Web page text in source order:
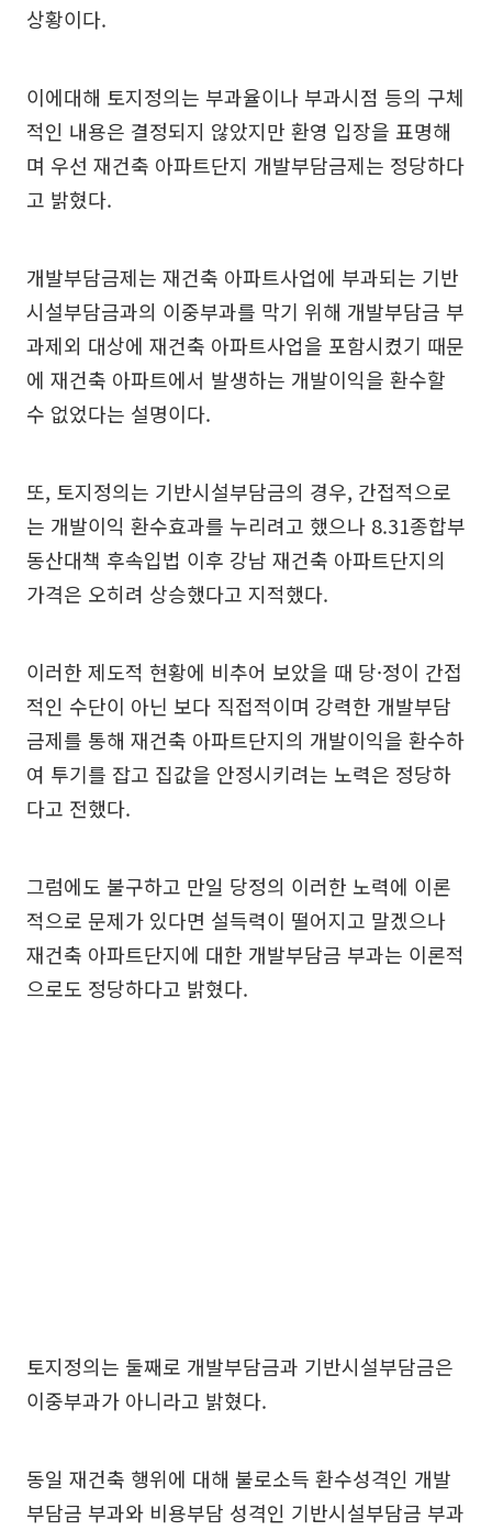
상황이다.
이에대해 토지정의는 부과율이나 부과시점 등의 구체
적인 내용은 결정되지 않았지만 환영 입장을 표명해
며 우선 재건축 아파트단지 개발부담금제는 정당하다
고 밝혔다.
개발부담금제는 재건축 아파트사업에 부과되는 기반
시설부담금과의 이중부과를 막기 위해 개발부담금 부
과제외 대상에 재건축 아파트사업을 포함시켰기 때문
에 재건축 아파트에서 발생하는 개발이익을 환수할
수 없었다는 설명이다.
또, 토지정의는 기반시설부담금의 경우, 간접적으로
는 개발이익 환수효과를 누리려고 했으나 8.31종합부
동산대책 후속입법 이후 강남 재건축 아파트단지의
가격은 오히려 상승했다고 지적했다.
이러한 제도적 현황에 비추어 보았을 때 당·정이 간접
적인 수단이 아닌 보다 직접적이며 강력한 개발부담
금제를 통해 재건축 아파트단지의 개발이익을 환수하
여 투기를 잡고 집값을 안정시키려는 노력은 정당하
다고 전했다.
그럼에도 불구하고 만일 당정의 이러한 노력에 이론
적으로 문제가 있다면 설득력이 떨어지고 말겠으나
재건축 아파트단지에 대한 개발부담금 부과는 이론적
으로도 정당하다고 밝혔다.
토지정의는 둘째로 개발부담금과 기반시설부담금은
이중부과가 아니라고 밝혔다.
동일 재건축 행위에 대해 불로소득 환수성격인 개발
부담금 부과와 비용부담 성격인 기반시설부담금 부과